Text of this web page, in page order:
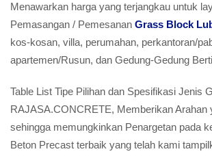
Menawarkan harga yang terjangkau untuk
Pemasangan / Pemesanan Grass Block
kos-kosan, villa, perumahan, perkantoran/
apartemen/Rusun, dan Gedung-Gedung
Table List Tipe Pilihan dan Spesifikasi Jenis
RAJASA.CONCRETE, Memberikan Arahan
sehingga memungkinkan Penargetan pada
Beton Precast terbaik yang telah kami